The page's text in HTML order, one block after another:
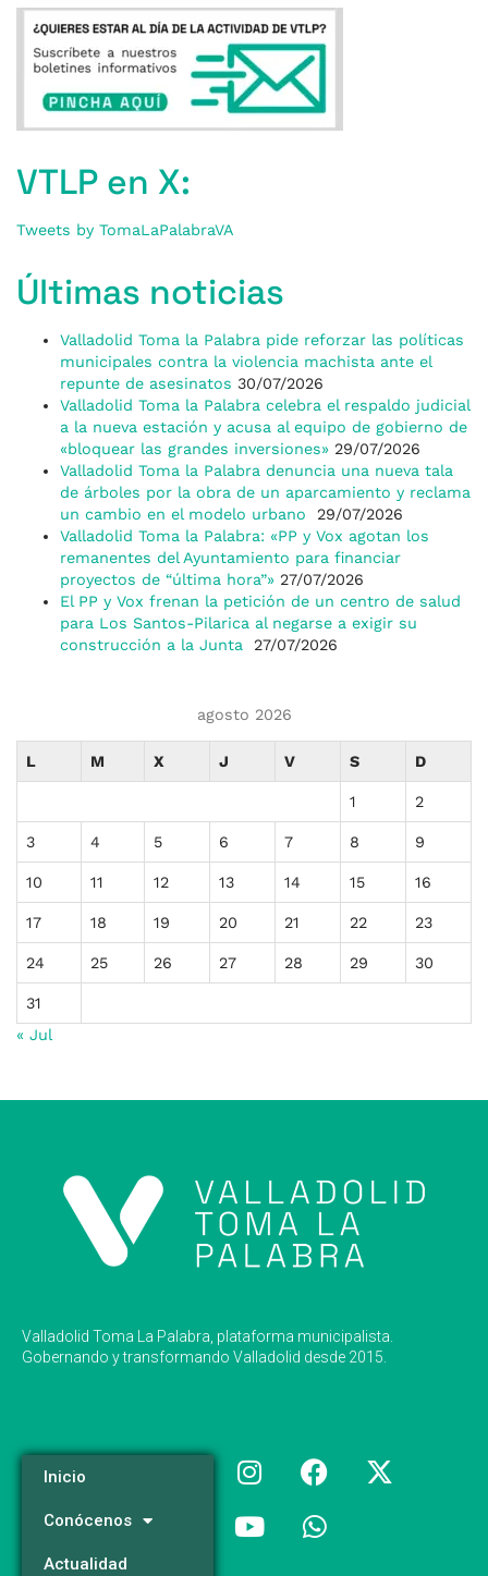
VTLP en X:
Tweets by TomaLaPalabraVA
Últimas noticias
Valladolid Toma la Palabra pide reforzar las políticas
municipales contra la violencia machista ante el
repunte de asesinatos 30/07/2026
Valladolid Toma la Palabra celebra el respaldo judicial
a la nueva estación y acusa al equipo de gobierno de
«bloquear las grandes inversiones» 29/07/2026
Valladolid Toma la Palabra denuncia una nueva tala
de árboles por la obra de un aparcamiento y reclama
un cambio en el modelo urbano
29/07/2026
Valladolid Toma la Palabra: «PP y Vox agotan los
remanentes del Ayuntamiento para financiar
proyectos de “última hora”» 27/07/2026
El PP y Vox frenan la petición de un centro de salud
para Los Santos-Pilarica al negarse a exigir su
construcción a la Junta
27/07/2026
agosto 2026
L M X J V S D
1 2
3 4 5 6 7 8 9
10 11 12 13 14 15 16
17 18 19 20 21 22 23
24 25 26 27 28 29 30
31
« Jul
Valladolid Toma La Palabra, plataforma municipalista.
Gobernando y transformando Valladolid desde 2015.
Inicio
Conócenos
Actualidad